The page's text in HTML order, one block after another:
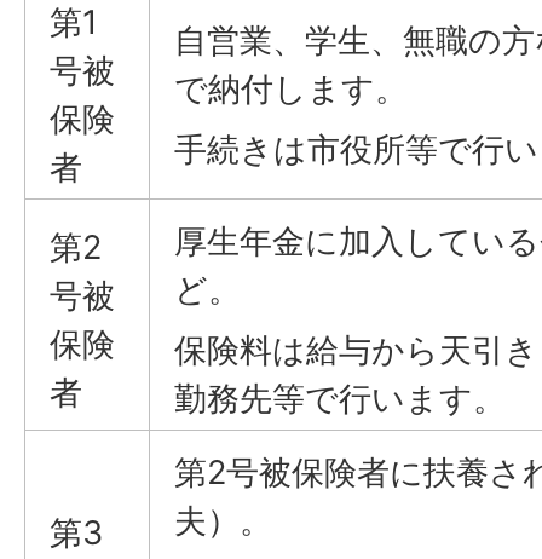
第1
号被
保険
者
自営業、学生、無職の
で納付します。
手続きは市役所等で行
第2
号被
保険
者
厚生年金に加入してい
ど。
保険料は給与から天引
勤務先等で行います。
第3
第2号被保険者に扶養さ
夫）。